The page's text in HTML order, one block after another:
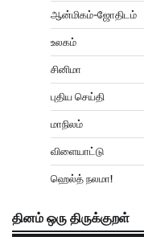
ஆன்மிகம்-ஜோதிடம்
உலகம்
சினிமா
புதிய செய்தி
மாநிலம்
விளையாட்டு
ஹெல்த் நலமா!
தினம் ஒரு திருக்குறள்